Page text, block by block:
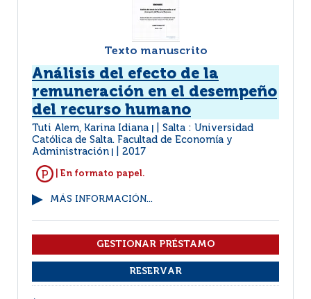
Texto manuscrito
Análisis del efecto de la
remuneración en el desempeño
del recurso humano
Tuti Alem, Karina Idiana
Salta : Universidad
Católica de Salta. Facultad de Economía y
Administración
2017
| En formato papel.
MÁS INFORMACIÓN...